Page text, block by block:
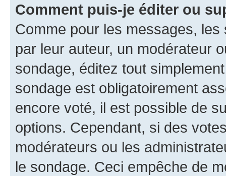
Comment puis-je éditer ou
Comme pour les messages,
par leur auteur, un modérateur
sondage, éditez tout
sondage est obligatoirement
encore voté, il est possible de
options. Cependant, si des
modérateurs ou les
le sondage. Ceci empêche de